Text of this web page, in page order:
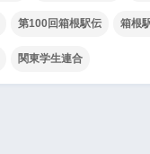
第100回箱根駅伝 箱根
関東学生連合